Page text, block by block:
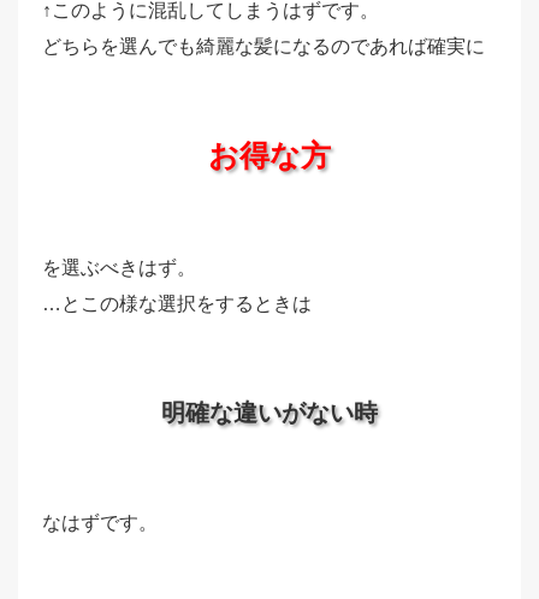
↑このように混乱してしまうはずです。
どちらを選んでも綺麗な髪になるのであれば確実に
お得な方
を選ぶべきはず。
…とこの様な選択をするときは
明確な違いがない時
なはずです。